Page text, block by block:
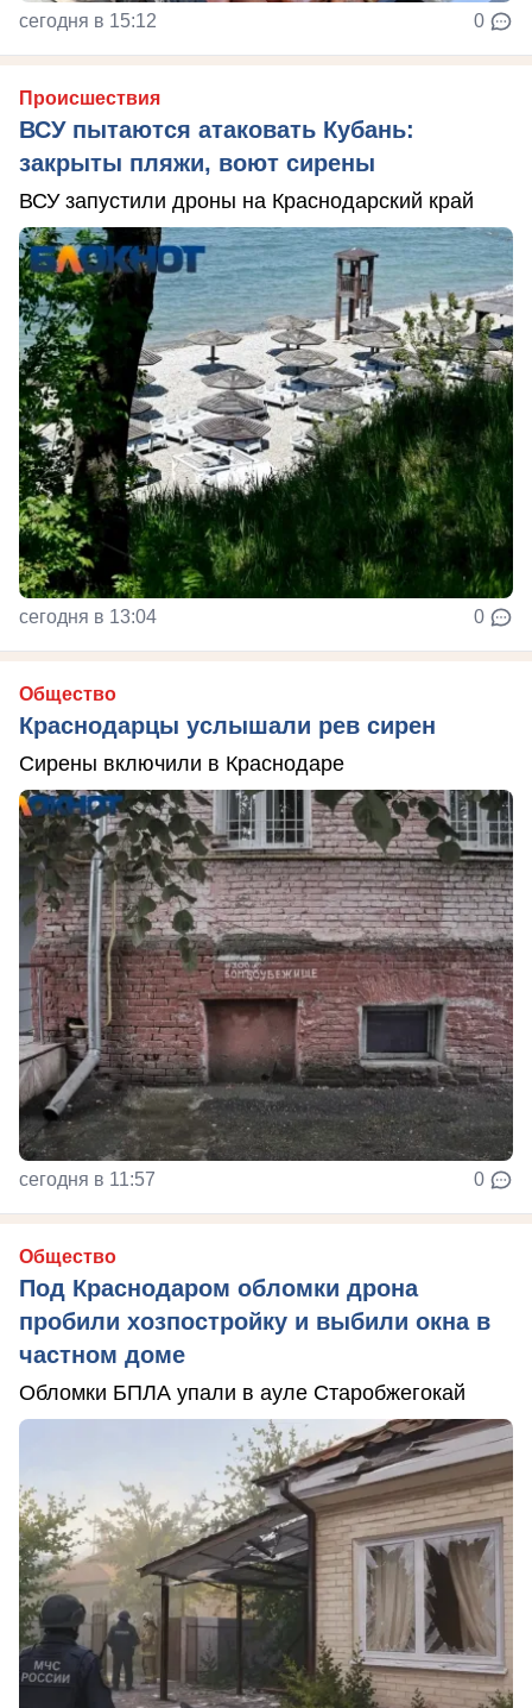
сегодня в 15:12 0
Происшествия
ВСУ пытаются атаковать Кубань:
закрыты пляжи, воют сирены
ВСУ запустили дроны на Краснодарский край
сегодня в 13:04 0
Общество
Краснодарцы услышали рев сирен
Сирены включили в Краснодаре
сегодня в 11:57 0
Общество
Под Краснодаром обломки дрона
пробили хозпостройку и выбили окна в
частном доме
Обломки БПЛА упали в ауле Старобжегокай